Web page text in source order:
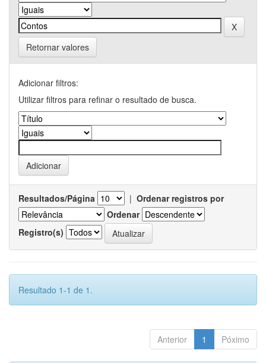
Retornar valores
Adicionar filtros:
Utilizar filtros para refinar o resultado de busca.
Resultados/Página | Ordenar registros por
Ordenar
Registro(s)
Resultado 1-1 de 1.
Anterior 1 Póximo